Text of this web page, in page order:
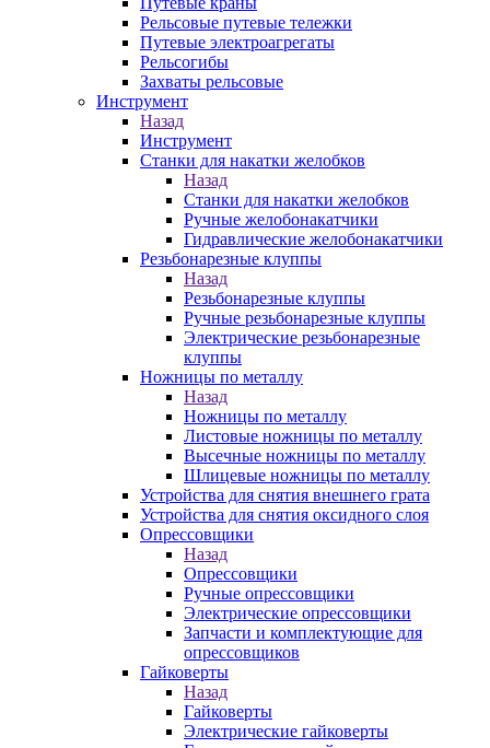
Рельсовые путевые тележки
Путевые электроагрегаты
Рельсогибы
Захваты рельсовые
Инструмент
Назад
Инструмент
Станки для накатки желобков
Назад
Станки для накатки желобков
Ручные желобонакатчики
Гидравлические желобонакатчики
Резьбонарезные клуппы
Назад
Резьбонарезные клуппы
Ручные резьбонарезные клуппы
Электрические резьбонарезные
клуппы
Ножницы по металлу
Назад
Ножницы по металлу
Листовые ножницы по металлу
Высечные ножницы по металлу
Шлицевые ножницы по металлу
Устройства для снятия внешнего грата
Устройства для снятия оксидного слоя
Опрессовщики
Назад
Опрессовщики
Ручные опрессовщики
Электрические опрессовщики
Запчасти и комплектующие для
опрессовщиков
Гайковерты
Назад
Гайковерты
Электрические гайковерты